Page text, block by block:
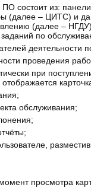
состоит из:
(далее – ЦИТС) и
(далее –
заданий по
деятельности
проведения
при
обслуживания;
просмотра